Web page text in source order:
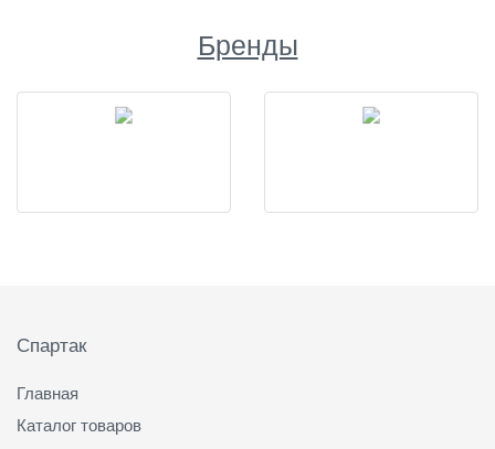
Бренды
Спартак
Главная
Каталог товаров